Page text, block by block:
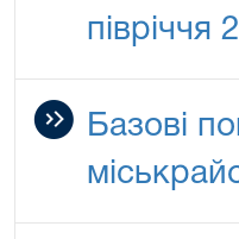
півріччя
Базові